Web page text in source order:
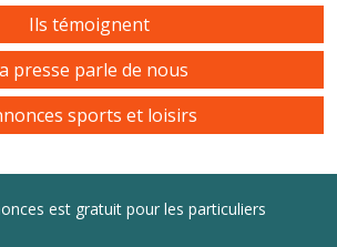
Ils témoignent
presse parle de nous
sports et loisirs
est gratuit pour les particuliers